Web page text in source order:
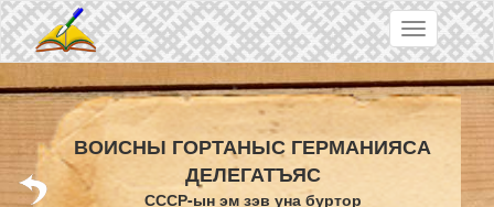
Skip to main content
Toggle
navigation
ВОИСНЫ ГОРТАНЫС ГЕРМАНИЯСА
ДЕЛЕГАТЪЯС
СССР-ын эм зэв уна буртор